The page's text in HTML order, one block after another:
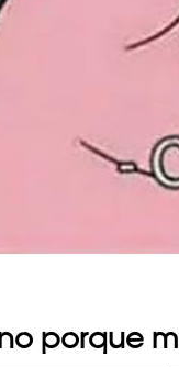
porque